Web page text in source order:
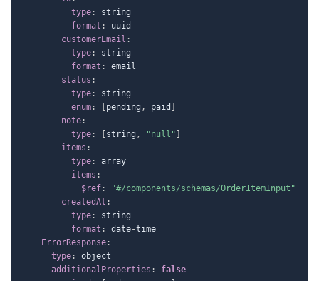
type:
string
format :
uuid
customerEmail :
type:
string
format :
email
status :
type:
string
enum: pending , paid
note:
type: string , "null"
items :
type:
array
items :
$ref:
"#/components/schemas/OrderItemInput"
createdAt :
type:
string
format : date-time
ErrorResponse:
type:
object
additionalProperties :
false